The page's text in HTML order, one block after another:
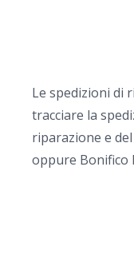
Le spedizioni di
tracciare la
riparazione e
oppure Bonifico